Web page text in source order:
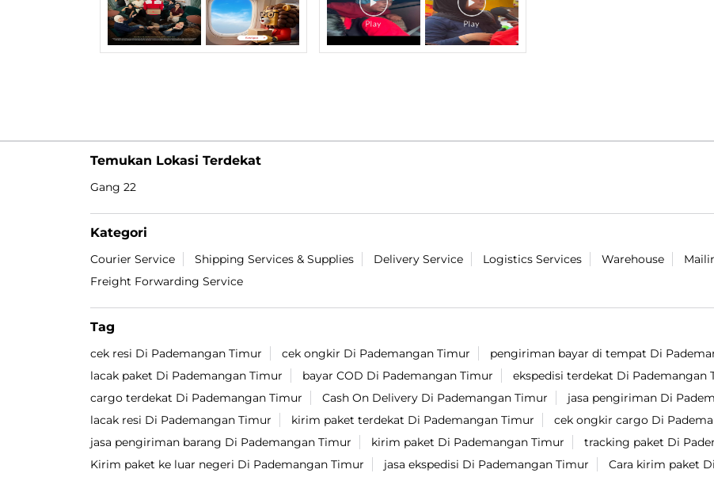
Temukan Lokasi Terdekat
Gang 22
Kategori
Courier Service Shipping Services & Supplies Delivery Service Logistics Services Warehouse
Freight Forwarding Service
Tag
cek resi Di Pademangan Timur cek ongkir Di Pademangan Timur
pengiriman bayar di tempat Di
lacak paket Di Pademangan Timur
bayar COD Di Pademangan Timur
ekspedisi terdekat Di Pademangan
cargo terdekat Di Pademangan Timur
Cash On Delivery Di Pademangan Timur
jasa pengiriman Di
lacak resi Di Pademangan Timur
kirim paket terdekat Di Pademangan Timur
cek ongkir cargo Di
jasa pengiriman barang Di Pademangan Timur
kirim paket Di Pademangan Timur
tracking paket Di
Kirim paket ke luar negeri Di Pademangan Timur
jasa ekspedisi Di Pademangan Timur Cara kirim paket